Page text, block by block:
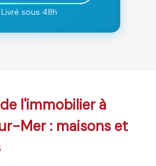
Livré sous 48h
l'immobilier à
Mer : maisons et